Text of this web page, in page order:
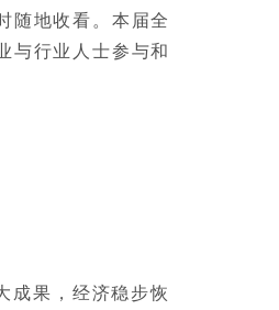
随地收看。本届全
与行业人士参与和
成果，经济稳步恢